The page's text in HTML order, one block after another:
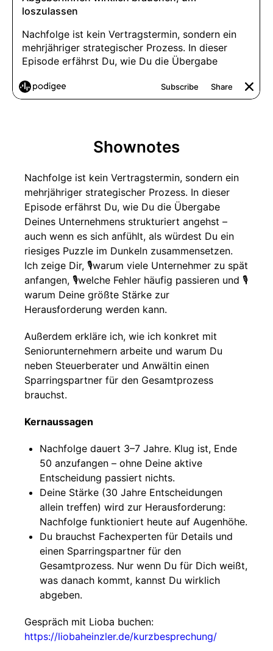
Shownotes
Nachfolge ist kein Vertragstermin, sondern ein
mehrjähriger strategischer Prozess. In dieser
Episode erfährst Du, wie Du die Übergabe
Deines Unternehmens strukturiert angehst –
auch wenn es sich anfühlt, als würdest Du ein
riesiges Puzzle im Dunkeln zusammensetzen.
Ich zeige Dir, 🎙️warum viele Unternehmer zu spät
anfangen, 🎙️welche Fehler häufig passieren und 🎙️
warum Deine größte Stärke zur
Herausforderung werden kann.
Außerdem erkläre ich, wie ich konkret mit
Seniorunternehmern arbeite und warum Du
neben Steuerberater und Anwältin einen
Sparringspartner für den Gesamtprozess
brauchst.
Kernaussagen
Nachfolge dauert 3–7 Jahre. Klug ist, Ende
50 anzufangen – ohne Deine aktive
Entscheidung passiert nichts.
Deine Stärke (30 Jahre Entscheidungen
allein treffen) wird zur Herausforderung:
Nachfolge funktioniert heute auf Augenhöhe.
Du brauchst Fachexperten für Details und
einen Sparringspartner für den
Gesamtprozess. Nur wenn Du für Dich weißt,
was danach kommt, kannst Du wirklich
abgeben.
Gespräch mit Lioba buchen:
https://liobaheinzler.de/kurzbesprechung/